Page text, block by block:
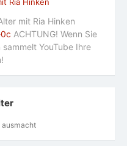
mit Ria Hinken
ACHTUNG! Wenn Sie
YouTube Ihre
ausmacht